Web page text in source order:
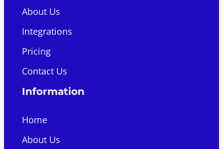
About Us
Integrations
Pricing
Contact Us
Information
Home
About Us